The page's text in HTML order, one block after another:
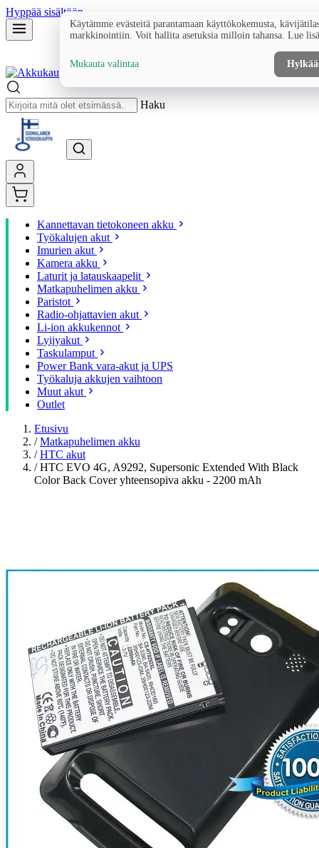
Hyppää sisältöön
Haku
Kannettavan tietokoneen akku
Työkalujen akut
Imurien akut
Kamera akku
Laturit ja latauskaapelit
Matkapuhelimen akku
Paristot
Radio-ohjattavien akut
Li-ion akkukennot
Lyijyakut
Taskulamput
Power Bank vara-akut ja UPS
Työkaluja akkujen vaihtoon
Muut akut
Outlet
Etusivu
/ Matkapuhelimen akku
/ HTC akut
/ HTC EVO 4G, A9292, Supersonic Extended With Black
Color Back Cover yhteensopiva akku - 2200 mAh
Käytämme evästeitä parantamaan käyttökokemusta,
markkinointiin. Voit hallita asetuksia milloin tahansa. Lue
Mukauta valintaa Hylkää